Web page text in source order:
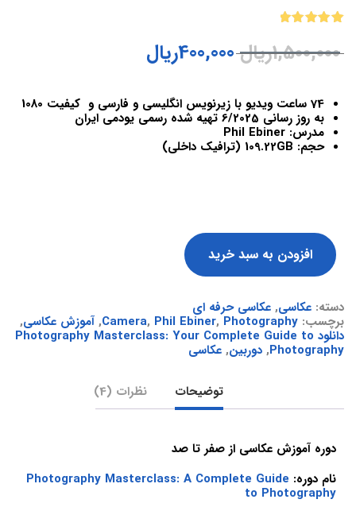
از 5
در
1,500,000ریال 400,000ریال
74 ساعت ویدیو با زیرنویس انگلیسی و فارسی و کیفیت 1080
به روز رسانی 6/2025 تهیه شده رسمی یودمی ایران
مدرس: Phil Ebiner
حجم: 109.22GB (ترافیک داخلی)
افزودن به سبد خرید
دسته: عکاسی, عکاسی حرفه ای
برچسب: Camera, Phil Ebiner, Photography
, آموزش عکاسی,
دانلود Photography Masterclass: Your Complete Guide to
Photography
, دوربین, عکاسی
توضیحات نظرات (4)
دوره آموزش عکاسی از صفر تا صد
نام دوره: Photography Masterclass: A Complete Guide
to Photography